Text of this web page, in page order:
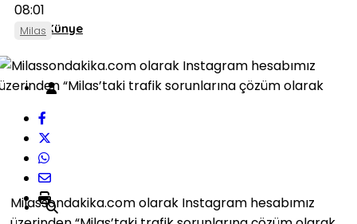
Künye
08:01
Milas
Milassondakika.com olarak Instagram hesabımız